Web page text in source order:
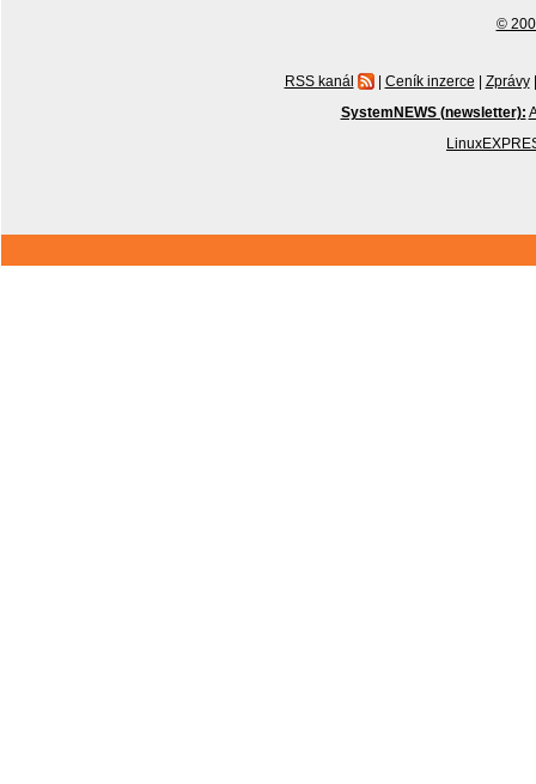
©
RSS kanál | Ceník inzerce | Zprávy |
SystemNEWS (newsletter):